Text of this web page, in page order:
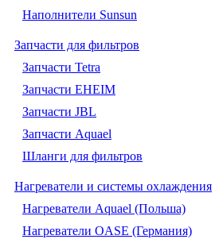
Наполнители Sunsun
Запчасти для фильтров
Запчасти Tetra
Запчасти EHEIM
Запчасти JBL
Запчасти Aquael
Шланги для фильтров
Нагреватели и системы охлаждения
Нагреватели Aquael (Польша)
Нагреватели OASE (Германия)